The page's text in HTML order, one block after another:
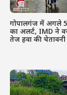
गोपालगंज में अगले 5
का अलर्ट, IMD ने
तेज हवा की चेतावनी